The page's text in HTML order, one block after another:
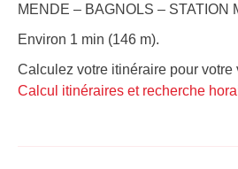
MENDE – BAGNOLS – STATION
Environ 1 min (146 m).
Calculez votre itinéraire pour
Calcul itinéraires et recherche